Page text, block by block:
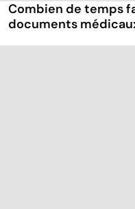
Combien de temps
documents